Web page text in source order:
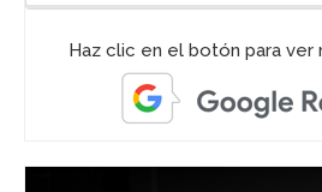
Haz clic en el botón para ver